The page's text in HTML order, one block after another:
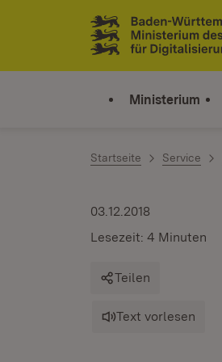
Zum Inhalt springen
Link zur Startseite
Ministerium
Startseite Service
03.12.2018
Lesezeit: 4 Minuten
Teilen
Text vorlesen